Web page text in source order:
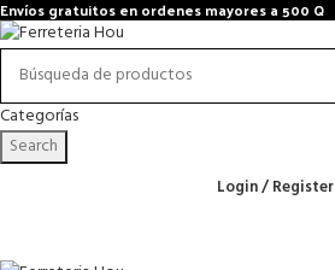
Envíos gratuitos en ordenes mayores a 500 Q
Categorías
Search
Login / Register